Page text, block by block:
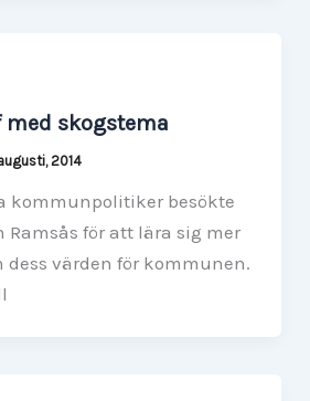
skogstema
2014
kommunpolitiker besökte
Ramsås för att lära sig mer
dess värden för kommunen.